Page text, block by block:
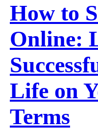
How to
Online:
Life on
Terms